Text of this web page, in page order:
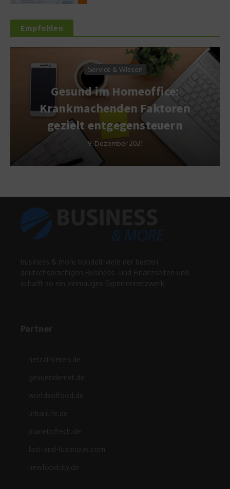
Empfohlen
Service & Wissen
Gesund im Homeoffice:
Krankmachenden Faktoren
gezielt entgegensteuern
9. Dezember 2021
business & more bündelt viele der besten
deutschsprachigen Business -und Finanzseiten und
schafft so ein einmaliges Expertennetzwerk.
Partner
netzathleten.de
gesuendernet.de
worldsoffood.de
urbanlife.de
planetoftech.de
fast-and-luxurious.com
newfoodcity.de